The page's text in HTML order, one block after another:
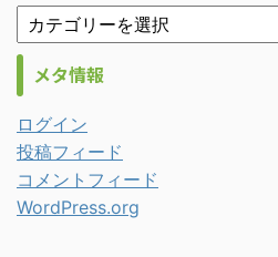
メタ情報
ログイン
投稿フィード
コメントフィード
WordPress.org